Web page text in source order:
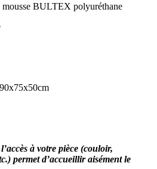
mousse BULTEX polyuréthane
à votre pièce (couloir,
permet d’accueillir aisément le